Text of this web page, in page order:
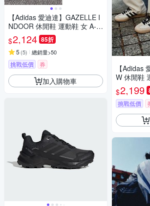
【Adidas 愛迪達】GAZELLE I
NDOOR 休閒鞋 運動鞋 女 A-IF
1808 B-JR0035 C-JI2063
$2,124 85折
5 (5) 總銷量>50
挑戰低價 券
加入購物車
【Adidas
W 休閒鞋
A-IH3980
精選四款
$2,199
挑戰低價